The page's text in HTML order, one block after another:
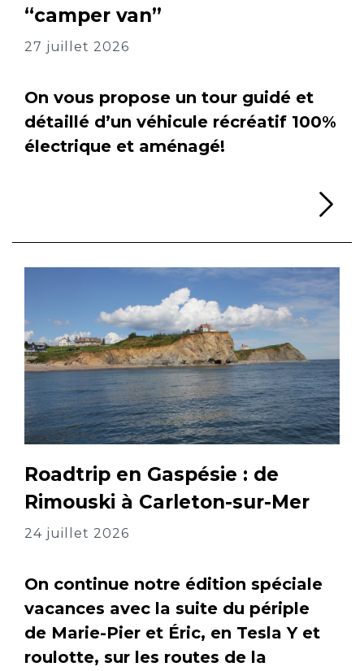
“camper van”
27 juillet 2026
On vous propose un tour guidé et
détaillé d’un véhicule récréatif 100%
électrique et aménagé!
Roadtrip en Gaspésie : de
Rimouski à Carleton-sur-Mer
24 juillet 2026
On continue notre édition spéciale
vacances avec la suite du périple
de Marie-Pier et Éric, en Tesla Y et
roulotte, sur les routes de la